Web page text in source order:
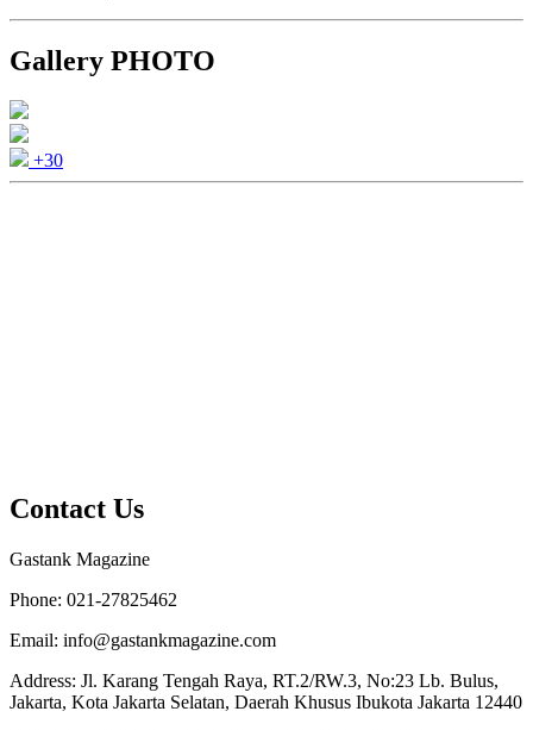
Gallery PHOTO
+30
Contact Us
Gastank Magazine
Phone: 021-27825462
Email: info@gastankmagazine.com
Address: Jl. Karang Tengah Raya, RT.2/RW.3, No:23 Lb. Bulus,
Jakarta, Kota Jakarta Selatan, Daerah Khusus Ibukota Jakarta 12440